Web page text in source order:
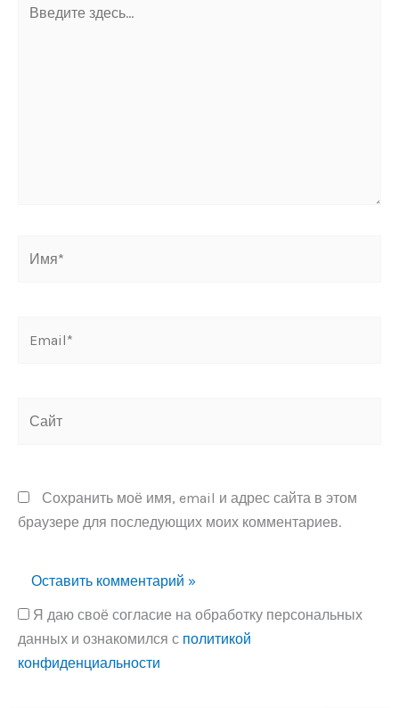
здесь...
Сохранить моё имя, email и адрес сайта в этом
браузере для последующих моих комментариев.
Я даю своё согласие на обработку персональных
данных и ознакомился с политикой
конфиденциальности